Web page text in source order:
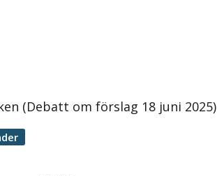
(Debatt om förslag 18 juni 2025)